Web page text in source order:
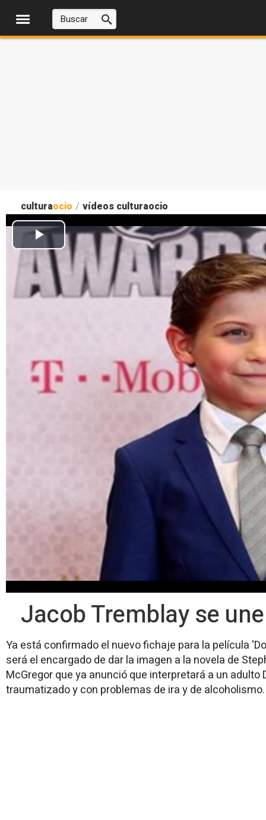
culturaocio / vídeos culturaocio
Jacob Tremblay se
Ya está confirmado el nuevo fichaje para la película
será el encargado de dar la imagen a la novela de
McGregor que ya anunció que interpretará a un adulto
traumatizado y con problemas de ira y de alcoholismo.